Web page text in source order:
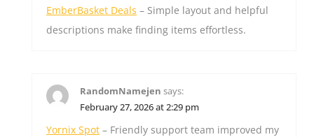
EmberBasket Deals – Simple layout and helpful
descriptions make finding items effortless.
RandomNamejen says:
February 27, 2026 at 2:29 pm
Yornix Spot – Friendly support team improved my